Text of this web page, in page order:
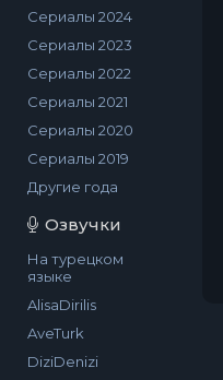
Сериалы 2024
Сериалы 2023
Сериалы 2022
Сериалы 2021
Сериалы 2020
Сериалы 2019
Другие года
Озвучки
На турецком
языке
AlisaDirilis
AveTurk
DiziDenizi